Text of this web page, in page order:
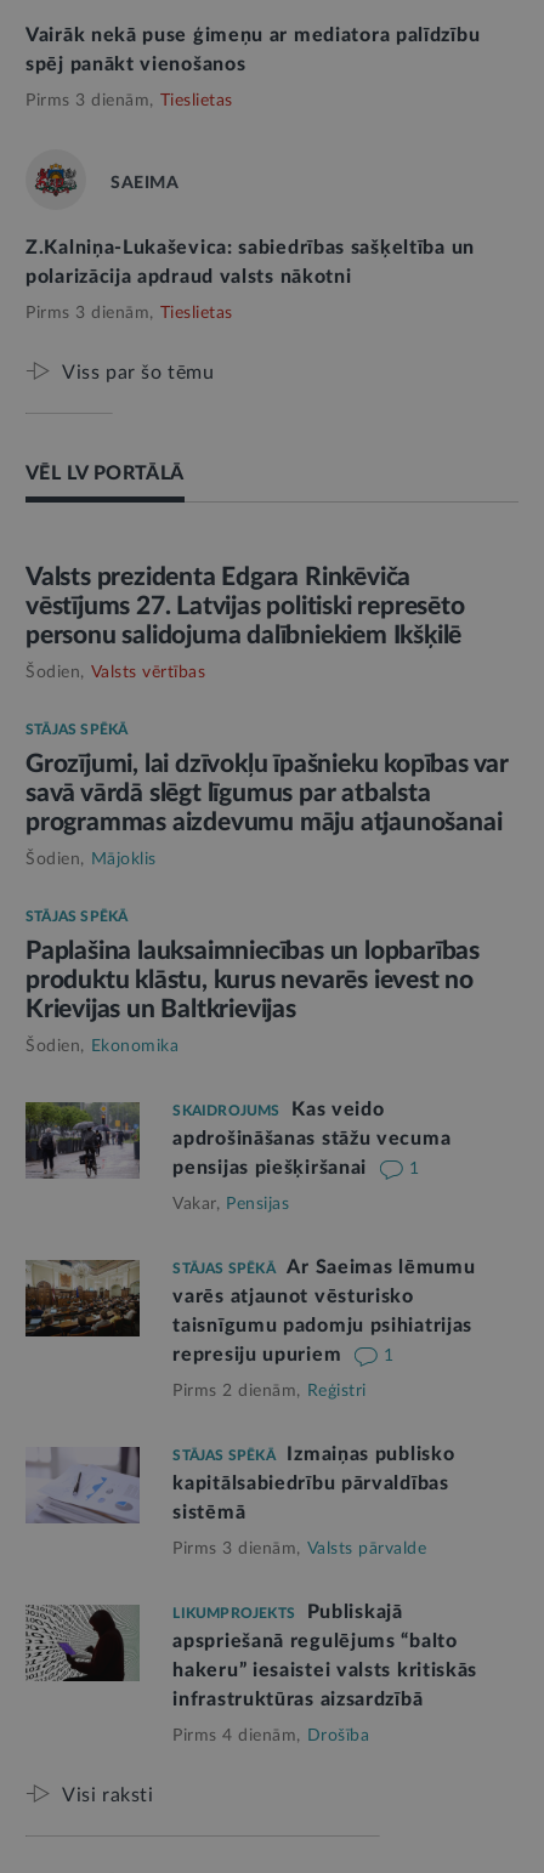
Vairāk nekā puse ģimeņu ar mediatora palīdzību
spēj panākt vienošanos
Pirms 3 dienām, Tieslietas
SAEIMA
Z.Kalniņa-Lukaševica: sabiedrības sašķeltība un
polarizācija apdraud valsts nākotni
Pirms 3 dienām, Tieslietas
Viss par šo tēmu
VĒL LV PORTĀLĀ
AMATPERSONAS RUNA
Valsts prezidenta Edgara Rinkēviča
vēstījums 27. Latvijas politiski represēto
personu salidojuma dalībniekiem Ikšķilē
Šodien, Valsts vērtības
STĀJAS SPĒKĀ
Grozījumi, lai dzīvokļu īpašnieku kopības var
savā vārdā slēgt līgumus par atbalsta
programmas aizdevumu māju atjaunošanai
Šodien, Mājoklis
STĀJAS SPĒKĀ
Paplašina lauksaimniecības un lopbarības
produktu klāstu, kurus nevarēs ievest no
Krievijas un Baltkrievijas
Šodien, Ekonomika
SKAIDROJUMS
Kas veido
apdrošināšanas stāžu vecuma
pensijas piešķiršanai
1
Vakar, Pensijas
STĀJAS SPĒKĀ
Ar Saeimas lēmumu
varēs atjaunot vēsturisko
taisnīgumu padomju psihiatrijas
represiju upuriem
1
Pirms 2 dienām, Reģistri
STĀJAS SPĒKĀ
Izmaiņas publisko
kapitālsabiedrību pārvaldības
sistēmā
Pirms 3 dienām, Valsts pārvalde
LIKUMPROJEKTS
Publiskajā
apspriešanā regulējums “balto
hakeru” iesaistei valsts kritiskās
infrastruktūras aizsardzībā
Pirms 4 dienām, Drošība
Visi raksti